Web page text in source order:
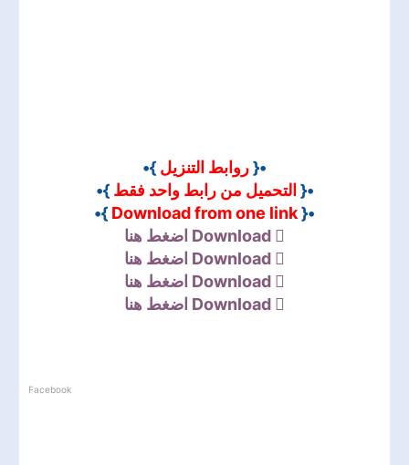
•{روابط التنزيل }•
•{ التحميل من رابط واحد فقط }•
•{
Download from one link
}•
Download اضغط هنا
Download اضغط هنا
Download اضغط هنا
Download اضغط هنا
Facebook